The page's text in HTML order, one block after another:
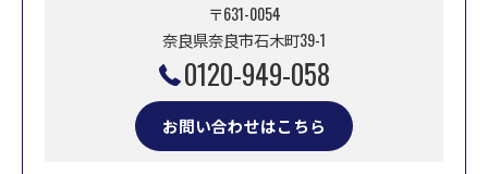
〒631-0054
奈良県奈良市石木町39-1
0120-949-058
お問い合わせはこちら